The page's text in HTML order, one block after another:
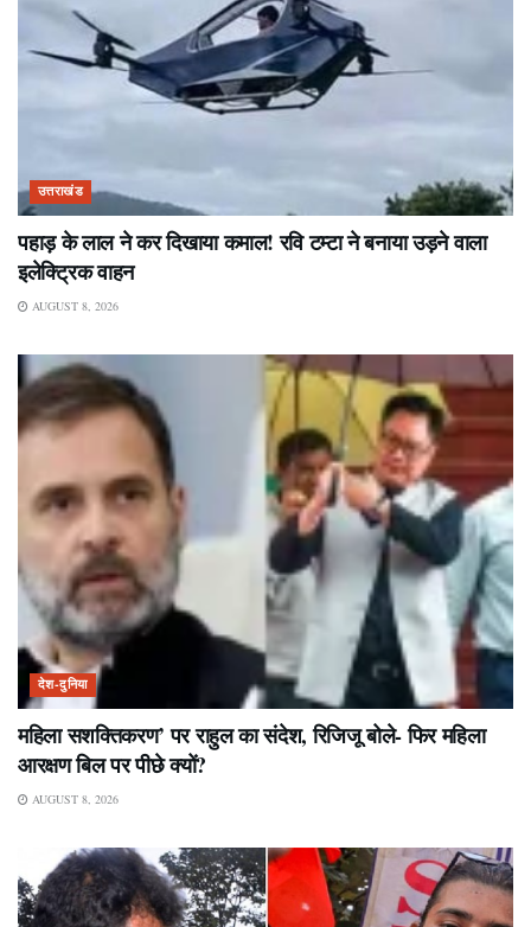
उत्तराखंड
पहाड़ के लाल ने कर दिखाया कमाल! रवि टम्टा ने बनाया उड़ने वाला
इलेक्ट्रिक वाहन
AUGUST 8, 2026
देश-दुनिया
महिला सशक्तिकरण’ पर राहुल का संदेश, रिजिजू बोले- फिर महिला
आरक्षण बिल पर पीछे क्यों?
AUGUST 8, 2026